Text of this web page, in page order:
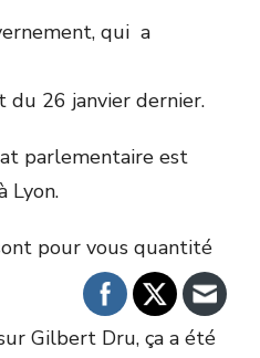
qui a
du 26 janvier dernier.
parlementaire est
Lyon.
pour vous quantité
Gilbert Dru, ça a été